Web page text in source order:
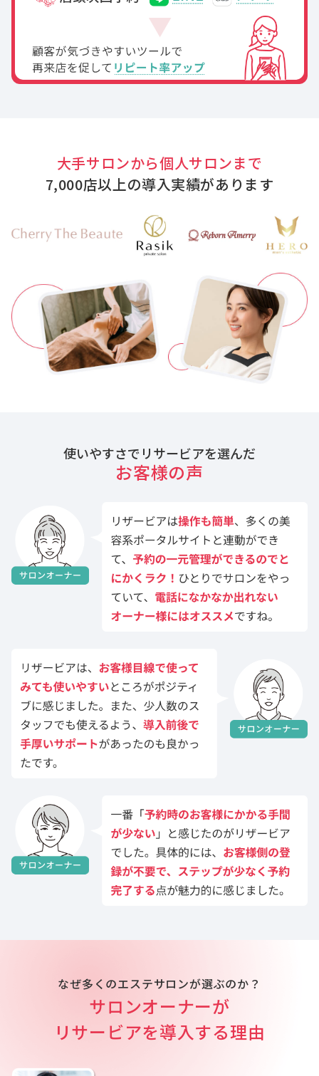
大手サロンから個人サロンまで
7,000店以上の導入実績があります
使いやすさでリサービアを選んだ
お客様の声
なぜ多くのエステサロンが選ぶのか？
サロンオーナーが
リサービアを導入する理由